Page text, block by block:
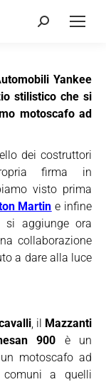
Cerca:
Yankee
stilistico che si
motoscafo ad
dei costruttori
firma in
visto prima
Martin e infine
aggiunge ora
collaborazione
a dare alla luce
, il Mazzanti
900 è un
motoscafo ad
a quelli